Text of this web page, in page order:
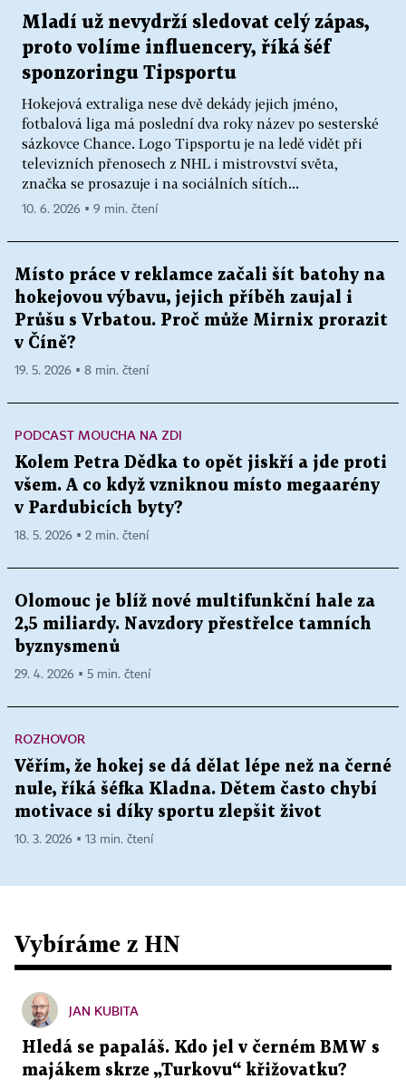
Mladí už nevydrží sledovat celý zápas,
proto volíme influencery, říká šéf
sponzoringu Tipsportu
Hokejová extraliga nese dvě dekády jejich jméno,
fotbalová liga má poslední dva roky název po sesterské
sázkovce Chance. Logo Tipsportu je na ledě vidět při
televizních přenosech z NHL i mistrovství světa,
značka se prosazuje i na sociálních sítích...
10. 6. 2026 ▪ 9 min. čtení
Místo práce v reklamce začali šít batohy na
hokejovou výbavu, jejich příběh zaujal i
Průšu s Vrbatou. Proč může Mirnix prorazit
v Číně?
19. 5. 2026 ▪ 8 min. čtení
PODCAST MOUCHA NA ZDI
Kolem Petra Dědka to opět jiskří a jde proti
všem. A co když vzniknou místo megaarény
v Pardubicích byty?
18. 5. 2026 ▪ 2 min. čtení
Olomouc je blíž nové multifunkční hale za
2,5 miliardy. Navzdory přestřelce tamních
byznysmenů
29. 4. 2026 ▪ 5 min. čtení
ROZHOVOR
Věřím, že hokej se dá dělat lépe než na černé
nule, říká šéfka Kladna. Dětem často chybí
motivace si díky sportu zlepšit život
10. 3. 2026 ▪ 13 min. čtení
Vybíráme z HN
JAN KUBITA
Hledá se papaláš. Kdo jel v černém BMW s
majákem skrze „Turkovu“ křižovatku?